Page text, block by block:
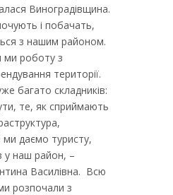
Виноградівщина.
і побачать,
з нашим районом.
ми роботу з
території.
багато складників:
те, як сприймають
даємо туристу,
у наш район, –
Василівна. Всю
розпочали з